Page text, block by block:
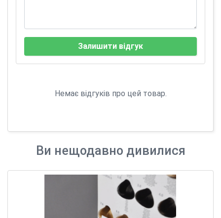
Залишити відгук
Немає відгуків про цей товар.
Ви нещодавно дивилися